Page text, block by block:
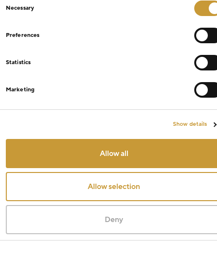
Selection
Necessary
Preferences
Statistics
Marketing
Show details
Allow all
Allow selection
Deny